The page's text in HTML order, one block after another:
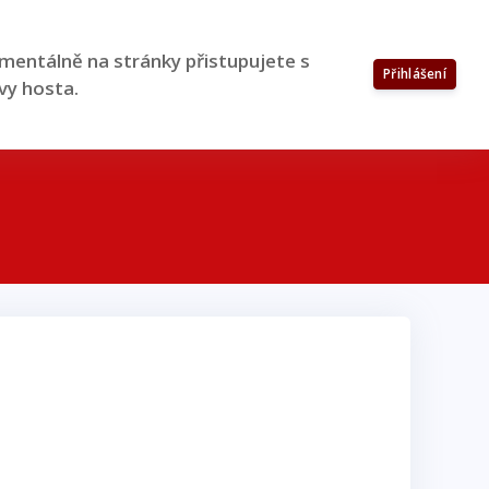
na stránky přistupujete s
hosta.
Přihlášení